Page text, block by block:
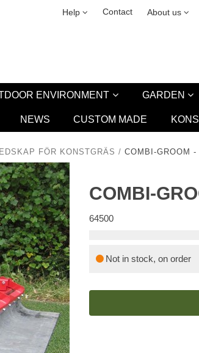
Help
Security & cookies Contact About us
Leasing
ENVIRONMENT GARDEN
NEWS CUSTOM MADE
FÖR KONSTGRÄS / COMBI-GROOM
COMBI-
64500
Not in stock, on order